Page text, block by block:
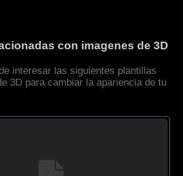
con imagenes de 3D
interesar las siguientes plantillas
3D para cambiar la apariencia de tu